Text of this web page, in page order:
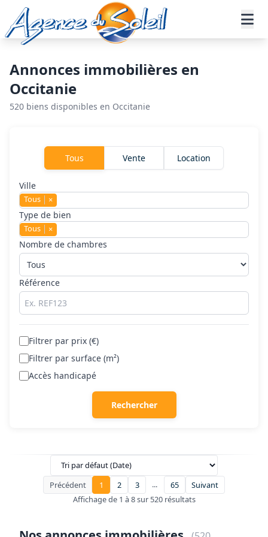
Aller au contenu principal
Accueil Annonces immobilières
Annonces immobilières en
Occitanie
520 biens disponibles en Occitanie
Tous Vente Location
Ville
Tous ×
Type de bien
Tous ×
Nombre de chambres
Référence
Filtrer par prix (€)
Filtrer par surface (m²)
Accès handicapé
Rechercher
Précédent 1 2 3 ... 65
Suivant
Affichage de 1 à 8 sur 520 résultats